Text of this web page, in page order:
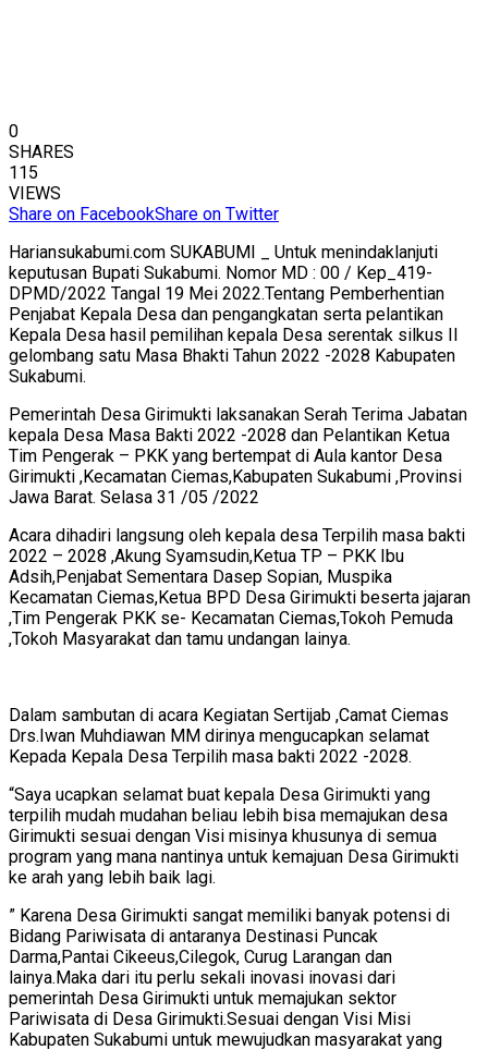
0
SHARES
115
VIEWS
Share on FacebookShare on Twitter
Hariansukabumi.com SUKABUMI _ Untuk menindaklanjuti
keputusan Bupati Sukabumi. Nomor MD : 00 / Kep_419-
DPMD/2022 Tangal 19 Mei 2022.Tentang Pemberhentian
Penjabat Kepala Desa dan pengangkatan serta pelantikan
Kepala Desa hasil pemilihan kepala Desa serentak silkus II
gelombang satu Masa Bhakti Tahun 2022 -2028 Kabupaten
Sukabumi.
Pemerintah Desa Girimukti laksanakan Serah Terima Jabatan
kepala Desa Masa Bakti 2022 -2028 dan Pelantikan Ketua
Tim Pengerak – PKK yang bertempat di Aula kantor Desa
Girimukti ,Kecamatan Ciemas,Kabupaten Sukabumi ,Provinsi
Jawa Barat. Selasa 31 /05 /2022
Acara dihadiri langsung oleh kepala desa Terpilih masa bakti
2022 – 2028 ,Akung Syamsudin,Ketua TP – PKK Ibu
Adsih,Penjabat Sementara Dasep Sopian, Muspika
Kecamatan Ciemas,Ketua BPD Desa Girimukti beserta jajaran
,Tim Pengerak PKK se- Kecamatan Ciemas,Tokoh Pemuda
,Tokoh Masyarakat dan tamu undangan lainya.
Dalam sambutan di acara Kegiatan Sertijab ,Camat Ciemas
Drs.Iwan Muhdiawan MM dirinya mengucapkan selamat
Kepada Kepala Desa Terpilih masa bakti 2022 -2028.
“Saya ucapkan selamat buat kepala Desa Girimukti yang
terpilih mudah mudahan beliau lebih bisa memajukan desa
Girimukti sesuai dengan Visi misinya khusunya di semua
program yang mana nantinya untuk kemajuan Desa Girimukti
ke arah yang lebih baik lagi.
” Karena Desa Girimukti sangat memiliki banyak potensi di
Bidang Pariwisata di antaranya Destinasi Puncak
Darma,Pantai Cikeeus,Cilegok, Curug Larangan dan
lainya.Maka dari itu perlu sekali inovasi inovasi dari
pemerintah Desa Girimukti untuk memajukan sektor
Pariwisata di Desa Girimukti.Sesuai dengan Visi Misi
Kabupaten Sukabumi untuk mewujudkan masyarakat yang